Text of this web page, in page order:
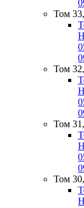
Том
Том
Том
Том